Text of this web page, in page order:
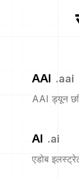
AAI .aai
AAI ड्यून
AI .ai
एडोब